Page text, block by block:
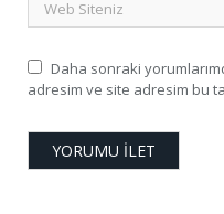
Daha sonraki
adresim ve site adresim bu